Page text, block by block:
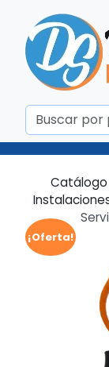
¡Oferta!
Catálogo